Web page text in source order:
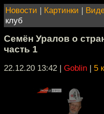
Новости | Картинки |
клуб
Семён Уралов о
часть 1
22.12.20 13:42 | Goblin | 5